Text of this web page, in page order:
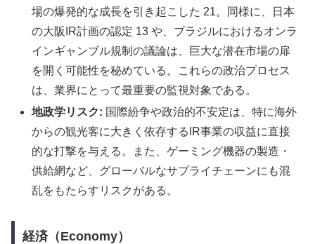
場の爆発的な成長を引き起こした 21。同様に、日本
の大阪IR計画の認定 13 や、ブラジルにおけるオンラ
インギャンブル規制の議論は、巨大な潜在市場の扉
を開く可能性を秘めている。これらの政治プロセス
は、業界にとって最重要の監視対象である。
地政学リスク: 国際紛争や政治的不安定は、特に海外
からの観光客に大きく依存するIR事業の収益に直接
的な打撃を与える。また、ゲーミング機器の製造・
供給網など、グローバルなサプライチェーンにも混
乱をもたらすリスクがある。
経済（Economy）